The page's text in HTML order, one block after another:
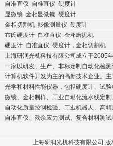
自准直仪 自准直仪 硬度计
显微镜 金相显微镜 硬度计
金相切割机 影像测量仪 硬度计
布氏硬度计 自准直仪 金相磨抛机
硬度计 自准直仪 硬度计，金相切割机
上海研润光机科技有限公司成立于2005
一家以研发、生产、非标定制自动化检测
计算机软件开发为主的高新技术企业。主
光学和材料性能仪器，包括硬度计、试验
微镜、金相制样、工业自动化流水线定制
自动化质量控制检验、工业机器人、高精
自准直仪、残余应力测试、复合材料测试
上海研润光机科技有限公司 版